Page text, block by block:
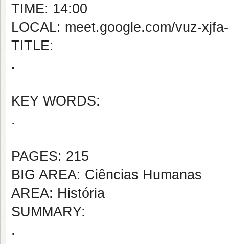
TIME: 14:00
LOCAL: meet.google.com/vuz-
TITLE:
.
KEY WORDS:
.
PAGES: 215
BIG AREA: Ciências Humanas
AREA: História
SUMMARY:
.